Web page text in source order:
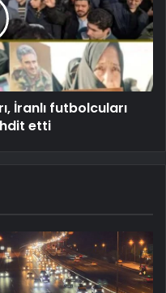
İranlı futbolcuları
etti